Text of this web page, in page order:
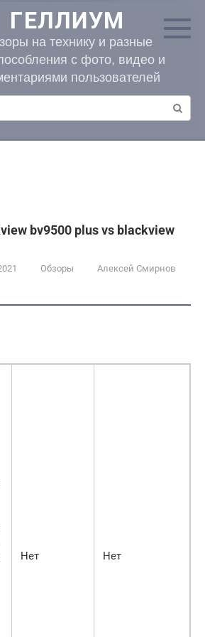
ГЕЛЛИУМ
на технику и разные
с фото, видео и
пользователей
bv9500 plus vs blackview
Обзоры Алексей Смирнов
Нет Нет